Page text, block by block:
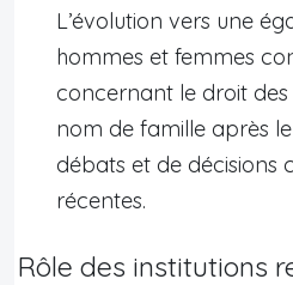
L’évolution vers une
hommes et femmes
concernant le droit
nom de famille après
débats et de décisions
récentes.
Rôle des institutions